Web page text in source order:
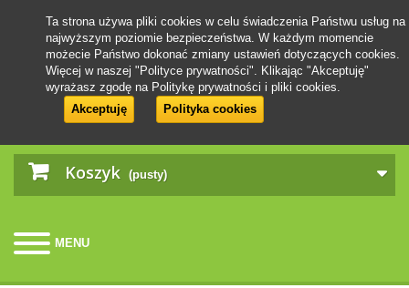
Koszyk (pusty)
MENU
Ta strona używa pliki cookies w celu świadczenia Państwu usług na
najwyższym poziomie bezpieczeństwa. W każdym momencie
możecie Państwo dokonać zmiany ustawień dotyczących cookies.
Więcej w naszej "Polityce prywatności". Klikając "Akceptuję"
wyrażasz zgodę na Politykę prywatności i pliki cookies.
Akceptuję
Polityka cookies